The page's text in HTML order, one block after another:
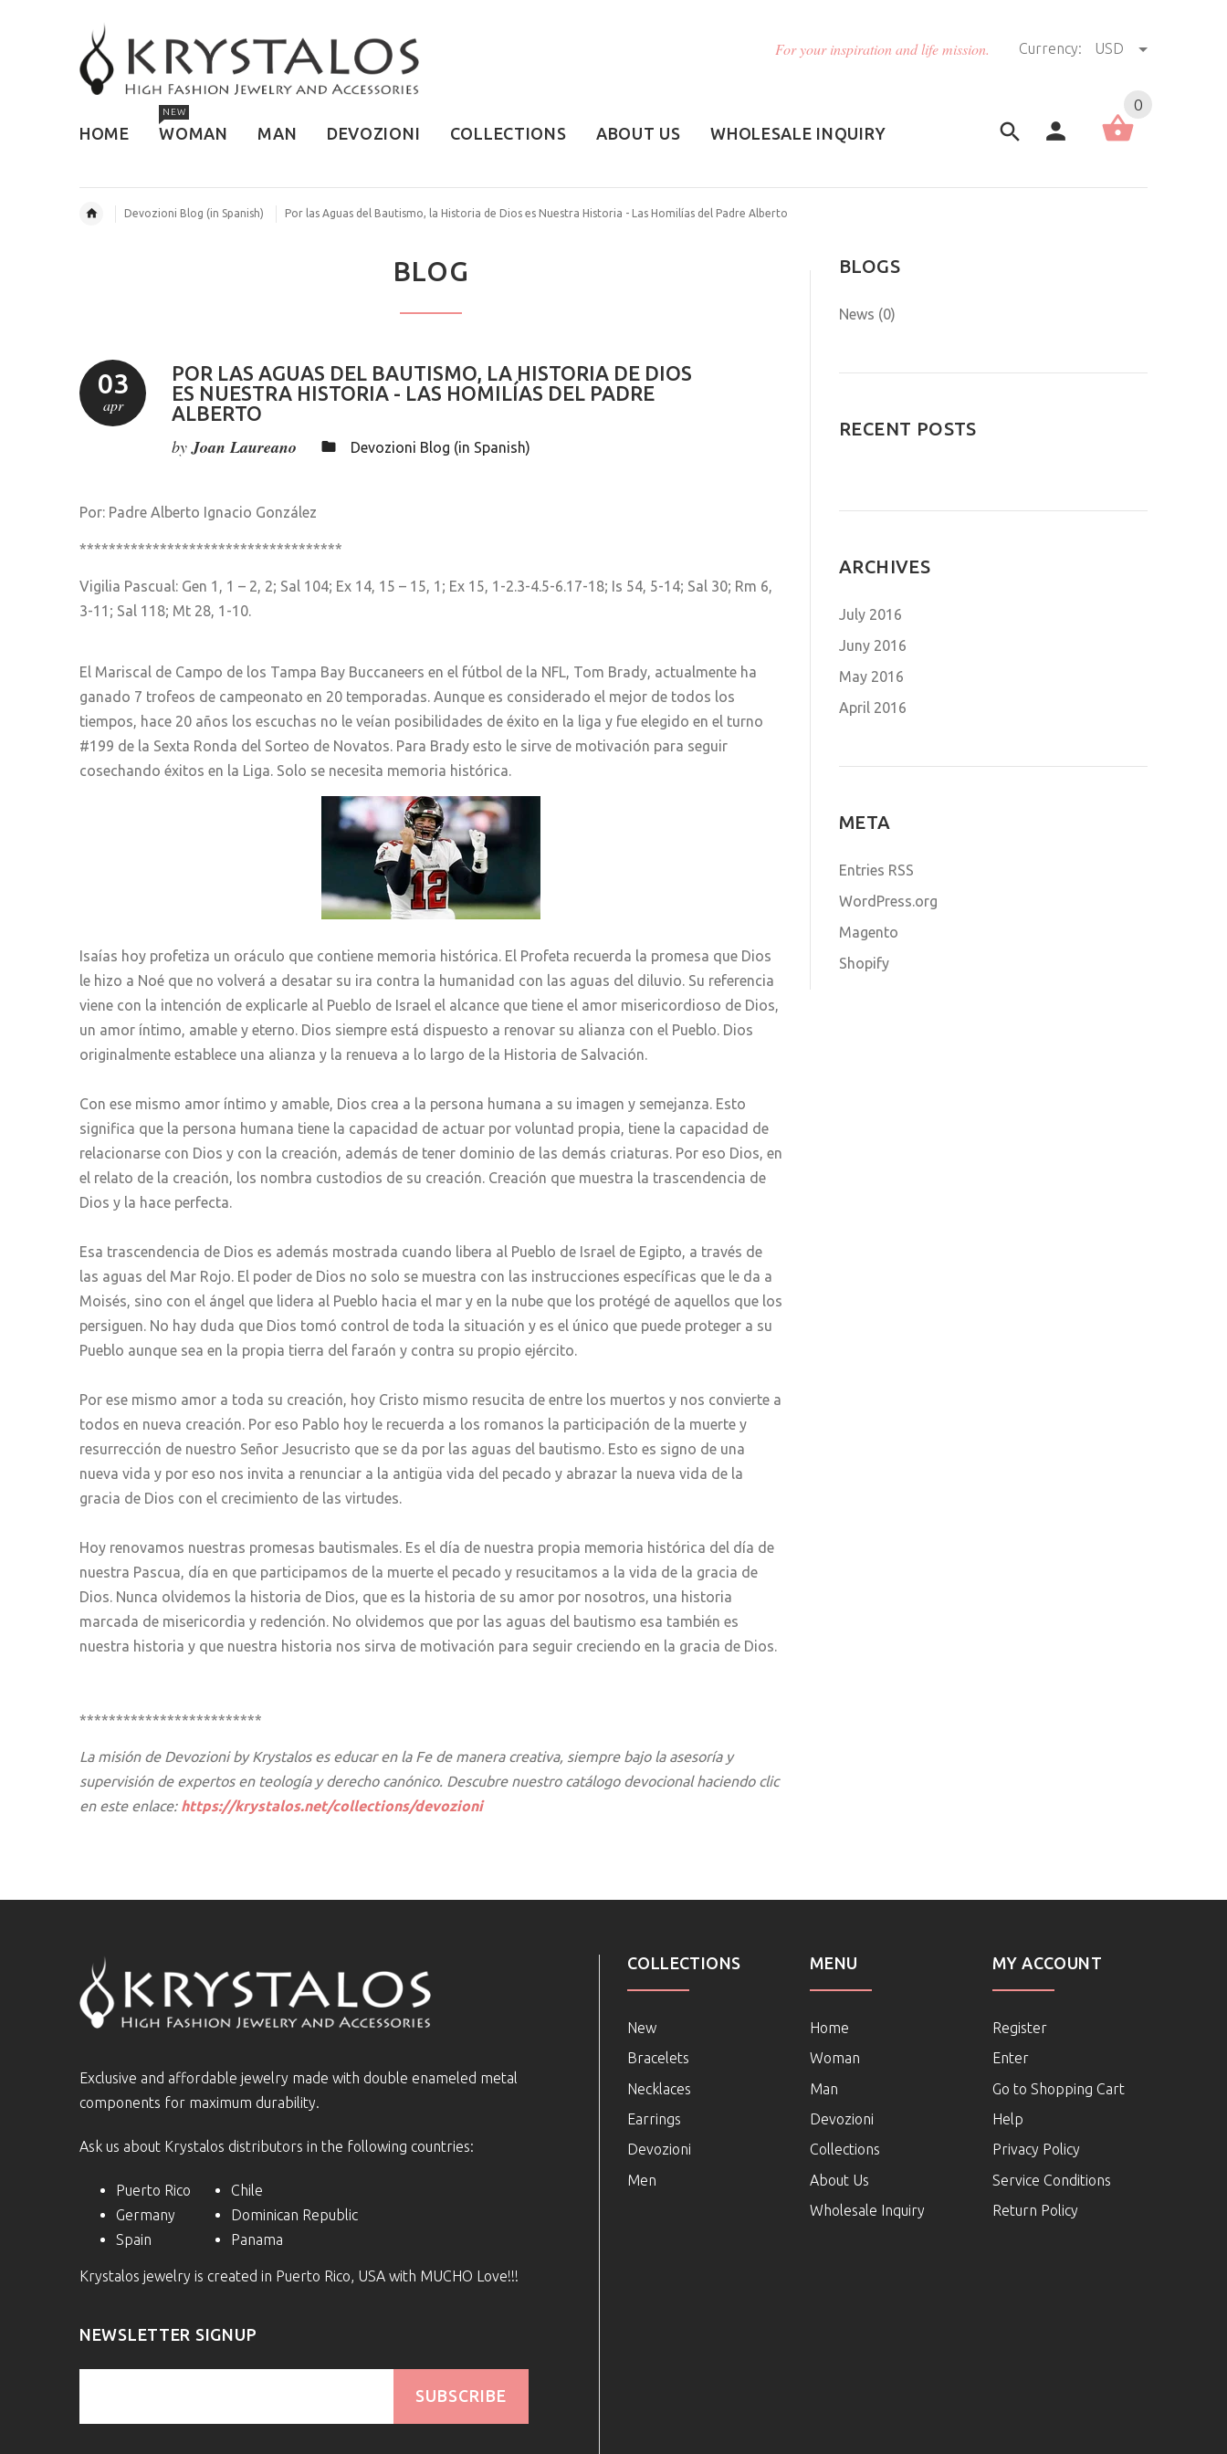
For your inspiration and life mission. Currency: USD
HOME
NEW
WOMAN MAN DEVOZIONI COLLECTIONS ABOUT US WHOLESALE INQUIRY
0
Devozioni Blog (in Spanish) Por las Aguas del Bautismo, la Historia de Dios es Nuestra Historia - Las Homilías del Padre Alberto
BLOG
03
apr
POR LAS AGUAS DEL BAUTISMO, LA HISTORIA DE DIOS
ES NUESTRA HISTORIA - LAS HOMILÍAS DEL PADRE
ALBERTO
by Joan Laureano Devozioni Blog (in Spanish)
Por: Padre Alberto Ignacio González
************************************
Vigilia Pascual: Gen 1, 1 – 2, 2; Sal 104; Ex 14, 15 – 15, 1; Ex 15, 1-2.3-4.5-6.17-18; Is 54, 5-14; Sal 30; Rm 6,
3-11; Sal 118; Mt 28, 1-10.
El Mariscal de Campo de los Tampa Bay Buccaneers en el fútbol de la NFL, Tom Brady, actualmente ha
ganado 7 trofeos de campeonato en 20 temporadas. Aunque es considerado el mejor de todos los
tiempos, hace 20 años los escuchas no le veían posibilidades de éxito en la liga y fue elegido en el turno
#199 de la Sexta Ronda del Sorteo de Novatos. Para Brady esto le sirve de motivación para seguir
cosechando éxitos en la Liga. Solo se necesita memoria histórica.
Isaías hoy profetiza un oráculo que contiene memoria histórica. El Profeta recuerda la promesa que Dios
le hizo a Noé que no volverá a desatar su ira contra la humanidad con las aguas del diluvio. Su referencia
viene con la intención de explicarle al Pueblo de Israel el alcance que tiene el amor misericordioso de Dios,
un amor íntimo, amable y eterno. Dios siempre está dispuesto a renovar su alianza con el Pueblo. Dios
originalmente establece una alianza y la renueva a lo largo de la Historia de Salvación.
Con ese mismo amor íntimo y amable, Dios crea a la persona humana a su imagen y semejanza. Esto
significa que la persona humana tiene la capacidad de actuar por voluntad propia, tiene la capacidad de
relacionarse con Dios y con la creación, además de tener dominio de las demás criaturas. Por eso Dios, en
el relato de la creación, los nombra custodios de su creación. Creación que muestra la trascendencia de
Dios y la hace perfecta.
Esa trascendencia de Dios es además mostrada cuando libera al Pueblo de Israel de Egipto, a través de
las aguas del Mar Rojo. El poder de Dios no solo se muestra con las instrucciones específicas que le da a
Moisés, sino con el ángel que lidera al Pueblo hacia el mar y en la nube que los protégé de aquellos que los
persiguen. No hay duda que Dios tomó control de toda la situación y es el único que puede proteger a su
Pueblo aunque sea en la propia tierra del faraón y contra su propio ejército.
Por ese mismo amor a toda su creación, hoy Cristo mismo resucita de entre los muertos y nos convierte a
todos en nueva creación. Por eso Pablo hoy le recuerda a los romanos la participación de la muerte y
resurrección de nuestro Señor Jesucristo que se da por las aguas del bautismo. Esto es signo de una
nueva vida y por eso nos invita a renunciar a la antigüa vida del pecado y abrazar la nueva vida de la
gracia de Dios con el crecimiento de las virtudes.
Hoy renovamos nuestras promesas bautismales. Es el día de nuestra propia memoria histórica del día de
nuestra Pascua, día en que participamos de la muerte el pecado y resucitamos a la vida de la gracia de
Dios. Nunca olvidemos la historia de Dios, que es la historia de su amor por nosotros, una historia
marcada de misericordia y redención. No olvidemos que por las aguas del bautismo esa también es
nuestra historia y que nuestra historia nos sirva de motivación para seguir creciendo en la gracia de Dios.
*************************
La misión de Devozioni by Krystalos es educar en la Fe de manera creativa, siempre bajo la asesoría y
supervisión de expertos en teología y derecho canónico. Descubre nuestro catálogo devocional haciendo clic
en este enlace: https://krystalos.net/collections/devozioni
BLOGS
News (0)
RECENT POSTS
ARCHIVES
July 2016
Juny 2016
May 2016
April 2016
META
Entries RSS
WordPress.org
Magento
Shopify
Exclusive and affordable jewelry made with double enameled metal
components for maximum durability.
Ask us about Krystalos distributors in the following countries:
Puerto Rico
Germany
Spain
Chile
Dominican Republic
Panama
Krystalos jewelry is created in Puerto Rico, USA with MUCHO Love!!!
NEWSLETTER SIGNUP
SUBSCRIBE
COLLECTIONS
New
Bracelets
Necklaces
Earrings
Devozioni
Men
MENU
Home
Woman
Man
Devozioni
Collections
About Us
Wholesale Inquiry
MY ACCOUNT
Register
Enter
Go to Shopping Cart
Help
Privacy Policy
Service Conditions
Return Policy